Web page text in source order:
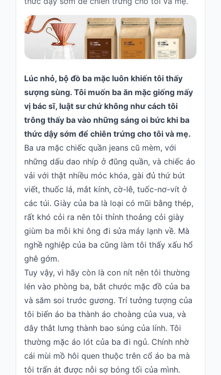
Truyện
Grimms
Thơ
Vè
Truyện
cười
đáp
thiệu
Lúc nhỏ, bộ đồ ba mặc luôn khiến tôi thấy
sượng sùng. Tôi muốn ba ăn mặc giống mấy
vị bác sĩ, luật sư chứ không như cách tôi
trông thấy ba vào những sáng oi bức khi ba
thức dậy sớm để chiên trứng cho tôi và mẹ.
Ba ưa mặc chiếc quần jeans cũ mèm, với
những dấu dao nhíp ở đũng quần, và chiếc áo
vải với thật nhiều móc khóa, gài đủ thứ bút
viết, thuốc lá, mắt kính, cờ-lê, tuốc-nơ-vít ở
các túi. Giày của ba là loại có mũi bằng thép,
rất khó cỏi ra nên tôi thỉnh thoảng cỏi giày
giùm ba mỗi khi ông đi sửa máy lạnh về. Mà
nghề nghiệp của ba cũng làm tôi thấy xấu hổ
ghê gớm.
Tuy vậy, vì hãy còn là con nít nên tôi thường
lén vào phòng ba, bắt chước mặc đồ của ba
và săm soi trước gương. Trí tưởng tượng của
tôi biến áo ba thành áo choàng của vua, và
dây thắt lưng thành bao súng của lính. Tôi
thường mặc áo lót của ba đi ngủ. Chính nhờ
cái mùi mồ hôi quen thuộc trên cổ áo ba mà
tôi trấn át được nỗi sợ bóng tối của mình.